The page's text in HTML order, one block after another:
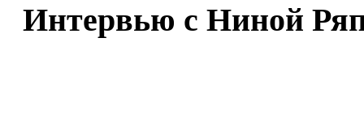
Интервью с Ниной